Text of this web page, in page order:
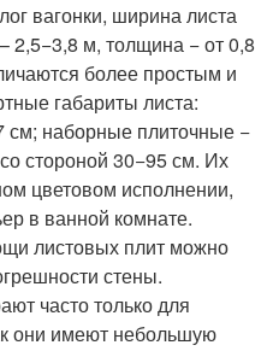
вагонки, ширина листа
2,5−3,8 м, толщина − от 0,8
более простым и
габариты листа:
см; наборные плиточные −
стороной 30−95 см. Их
цветовом исполнении,
в ванной комнате.
листовых плит можно
стены.
часто только для
они имеют небольшую